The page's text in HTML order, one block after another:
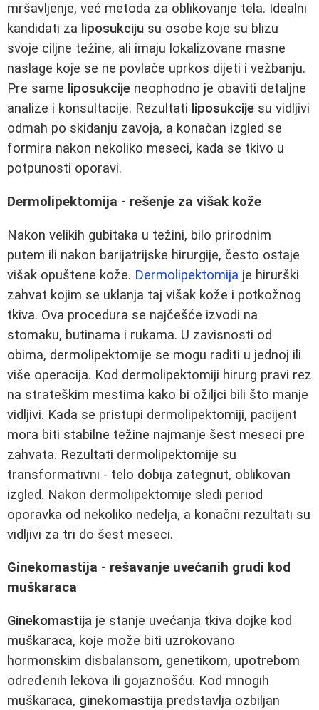
mršavljenje, već metoda za oblikovanje tela. Idealni
kandidati za liposukciju su osobe koje su blizu
svoje ciljne težine, ali imaju lokalizovane masne
naslage koje se ne povlače uprkos dijeti i vežbanju.
Pre same liposukcije neophodno je obaviti detaljne
analize i konsultacije. Rezultati liposukcije su vidljivi
odmah po skidanju zavoja, a konačan izgled se
formira nakon nekoliko meseci, kada se tkivo u
potpunosti oporavi.
Dermolipektomija - rešenje za višak kože
Nakon velikih gubitaka u težini, bilo prirodnim
putem ili nakon barijatrijske hirurgije, često ostaje
višak opuštene kože. Dermolipektomija je hirurški
zahvat kojim se uklanja taj višak kože i potkožnog
tkiva. Ova procedura se najčešće izvodi na
stomaku, butinama i rukama. U zavisnosti od
obima, dermolipektomije se mogu raditi u jednoj ili
više operacija. Kod dermolipektomiji hirurg pravi rez
na strateškim mestima kako bi ožiljci bili što manje
vidljivi. Kada se pristupi dermolipektomiji, pacijent
mora biti stabilne težine najmanje šest meseci pre
zahvata. Rezultati dermolipektomije su
transformativni - telo dobija zategnut, oblikovan
izgled. Nakon dermolipektomije sledi period
oporavka od nekoliko nedelja, a konačni rezultati su
vidljivi za tri do šest meseci.
Ginekomastija - rešavanje uvećanih grudi kod
muškaraca
Ginekomastija je stanje uvećanja tkiva dojke kod
muškaraca, koje može biti uzrokovano
hormonskim disbalansom, genetikom, upotrebom
određenih lekova ili gojaznošću. Kod mnogih
muškaraca, ginekomastija predstavlja ozbiljan